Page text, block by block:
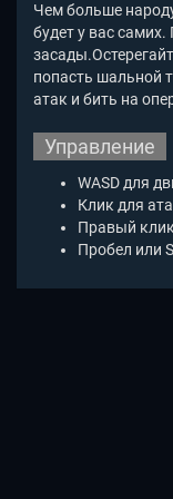
Чем больше
будет у вас самих.
попасть шальной
атак и бить на
Управление
WASD для
Клик для
Правый
Пробел или